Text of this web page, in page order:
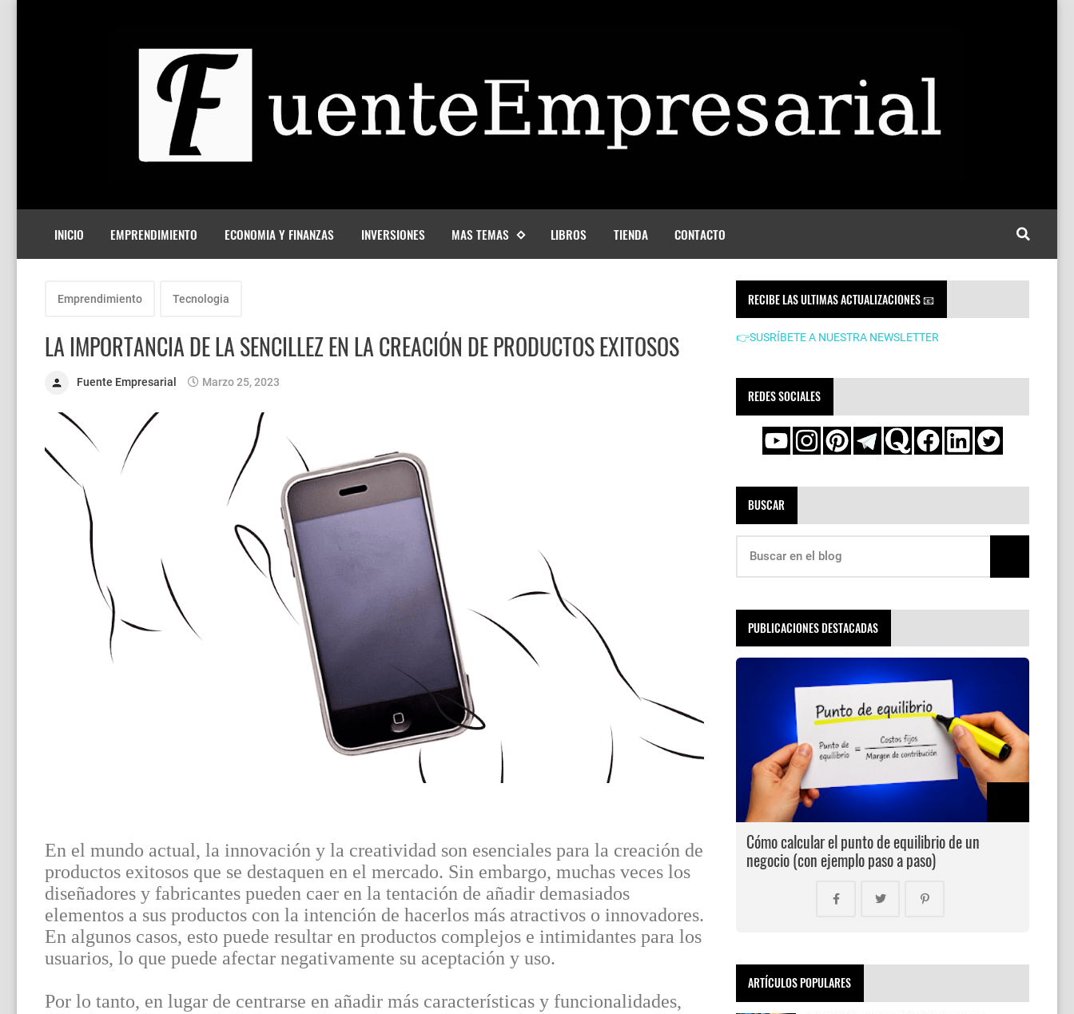
INICIO EMPRENDIMIENTO ECONOMIA Y FINANZAS INVERSIONES MAS TEMAS LIBROS TIENDA CONTACTO
Emprendimiento Tecnologia
LA IMPORTANCIA DE LA SENCILLEZ EN LA CREACIÓN DE PRODUCTOS EXITOSOS
Fuente Empresarial Marzo 25, 2023
En el mundo actual, la innovación y la creatividad son esenciales para la creación de
productos exitosos que se destaquen en el mercado. Sin embargo, muchas veces los
diseñadores y fabricantes pueden caer en la tentación de añadir demasiados
elementos a sus productos con la intención de hacerlos más atractivos o innovadores.
En algunos casos, esto puede resultar en productos complejos e intimidantes para los
usuarios, lo que puede afectar negativamente su aceptación y uso.
Por lo tanto, en lugar de centrarse en añadir más características y funcionalidades,
RECIBE LAS ULTIMAS ACTUALIZACIONES 📧
👉SUSRÍBETE A NUESTRA NEWSLETTER
REDES SOCIALES
BUSCAR
PUBLICACIONES DESTACADAS
Cómo calcular el punto de equilibrio de un
negocio (con ejemplo paso a paso)
ARTÍCULOS POPULARES